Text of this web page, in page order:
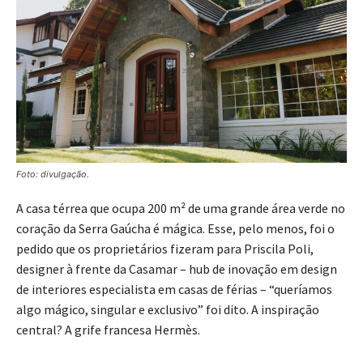
Foto: divulgação.
A casa térrea que ocupa 200 m² de uma grande área verde no
coração da Serra Gaúcha é mágica. Esse, pelo menos, foi o
pedido que os proprietários fizeram para Priscila Poli,
designer à frente da Casamar – hub de inovação em design
de interiores especialista em casas de férias – “queríamos
algo mágico, singular e exclusivo” foi dito. A inspiração
central? A grife francesa Hermès.